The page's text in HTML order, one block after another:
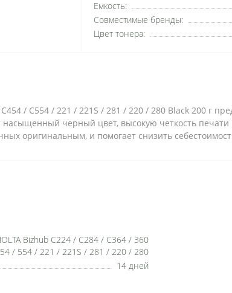
Емкость:
Совместимые бренды:
Цвет тонера:
/ C554 / 221 / 221S / 281 / 220 / 280 Black 200 г
черный цвет, высокую четкость печати
оригинальным, и помогает снизить
Bizhub C224 / C284 / C364 / 360
/ 554 / 221 / 221S / 281 / 220 / 280
14 дней